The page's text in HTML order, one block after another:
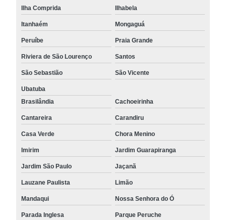
Ilha Comprida Ilhabela
Itanhaém Mongaguá
Peruíbe Praia Grande
Riviera de São Lourenço Santos
São Sebastião São Vicente
Ubatuba
Brasilândia
Cachoeirinha
Cantareira Carandiru
Casa Verde Chora Menino
Imirim Jardim Guarapiranga
Jardim São Paulo Jaçanã
Lauzane Paulista Limão
Mandaqui Nossa Senhora do Ó
Parada Inglesa Parque Peruche